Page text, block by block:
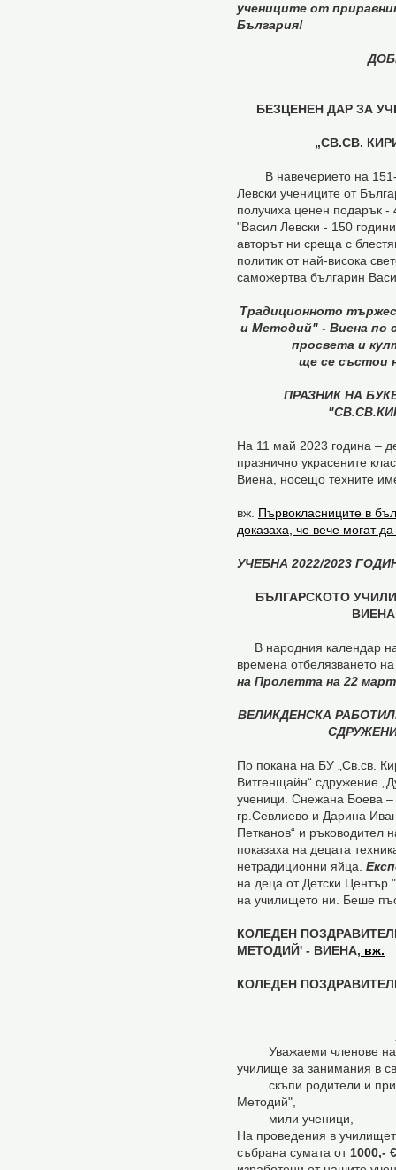
учениците от
България!
БЕЗЦЕНЕН ДАР ЗА
„СВ.СВ.
В навечерието на 151-
Левски учениците от
получиха ценен подарък -
"Васил Левски - 150
авторът ни среща с
политик от най-висока
саможертва българин
Традиционното
и Методий" - Виена по
просвета и
ще се състои
ПРАЗНИК НА
На 11 май 2023 година –
празнично украсените
Виена, носещо техните
вж. Първокласниците в
доказаха, че вече могат
УЧЕБНА 2022/2023
БЪЛГАРСКОТО
В народния календар на
времена отбелязването
на Пролетта на 22
ВЕЛИКДЕНСКА
По покана на БУ „Св.св.
Витгенщайн“ сдружение
ученици. Снежана Боева –
гр.Севлиево и Дарина
Петканов“ и ръководител
показаха на децата
нетрадиционни яйца.
на деца от Детски Център
на училището ни. Беше
КОЛЕДЕН
МЕТОДИЙ' - ВИЕНА, вж.
КОЛЕДЕН
Уважаеми членове на
училище за занимания в
скъпи родители и
Методий",
мили ученици,
На проведения в
събрана сумата от 1000,-